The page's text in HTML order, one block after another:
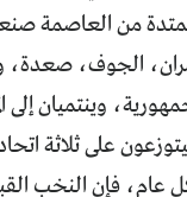
من العاصمة
الجوف،
من إجمالي سكان الجمهورية،
على ثلاثة
فإن النخب